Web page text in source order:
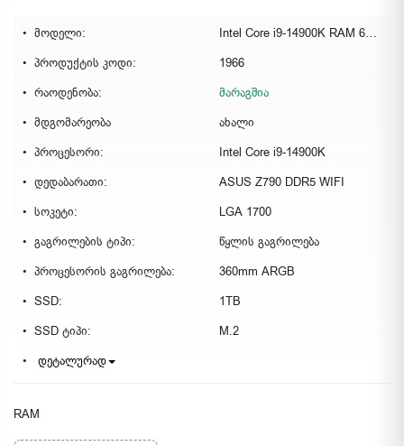
მოდელი:
Intel Core i9-14900K RAM 64GB SSD 1TB RTX 4060 TI 16GB
პროდუქტის კოდი:
1966
რაოდენობა:
მარაგშია
მდგომარეობა
ახალი
პროცესორი:
Intel Core i9-14900K
დედაბარათი:
ASUS Z790 DDR5 WIFI
სოკეტი:
LGA 1700
გაგრილების ტიპი:
წყლის გაგრილება
პროცესორის გაგრილება:
360mm ARGB
SSD:
1TB
SSD ტიპი:
M.2
დეტალურად
RAM